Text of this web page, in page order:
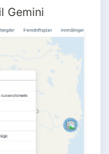
Gemini